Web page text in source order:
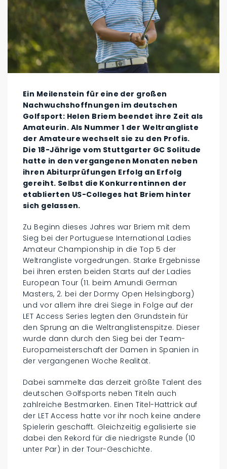
Ein Meilenstein für eine der großen
Nachwuchshoffnungen im deutschen
Golfsport: Helen Briem beendet ihre Zeit als
Amateurin. Als Nummer 1 der Weltrangliste
der Amateure wechselt sie zu den Profis.
Die 18-Jährige vom Stuttgarter GC Solitude
hatte in den vergangenen Monaten neben
ihren Abiturprüfungen Erfolg an Erfolg
gereiht. Selbst die Konkurrentinnen der
etablierten US-Colleges hat Briem hinter
sich gelassen.
Zu Beginn dieses Jahres war Briem mit dem
Sieg bei der Portuguese International Ladies
Amateur Championship in die Top 5 der
Weltrangliste vorgedrungen. Starke Ergebnisse
bei ihren ersten beiden Starts auf der Ladies
European Tour (11. beim Amundi German
Masters, 2. bei der Dormy Open Helsingborg)
und vor allem ihre drei Siege in Folge auf der
LET Access Series legten den Grundstein für
den Sprung an die Weltranglistenspitze. Dieser
wurde dann durch den Sieg bei der Team-
Europameisterschaft der Damen in Spanien in
der vergangenen Woche Realität.
Dabei sammelte das derzeit größte Talent des
deutschen Golfsports neben Titeln auch
zahlreiche Bestmarken. Einen Titel-Hattrick auf
der LET Access hatte vor ihr noch keine andere
Spielerin geschafft. Gleichzeitig egalisierte sie
dabei den Rekord für die niedrigste Runde (10
unter Par) in der Tour-Geschichte.